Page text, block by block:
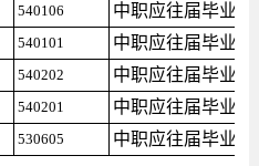
540106
中职应往届毕业生
540101
中职应往届毕业生
540202
中职应往届毕业生
540201
中职应往届毕业生
530605 中职应往届毕业生